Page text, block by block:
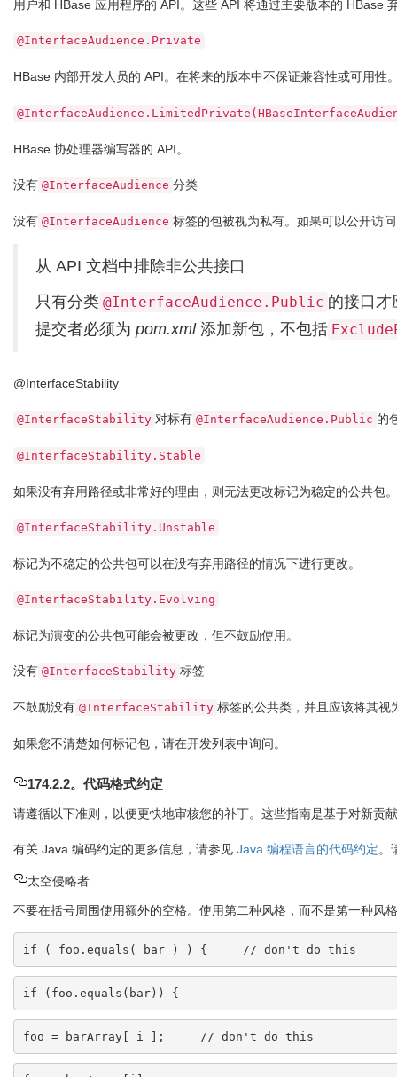
用户和 HBase 应用程序的 API。这些 API 将通过主要版本的 HBase
@InterfaceAudience.Private
HBase 内部开发人员的 API。在将来的版本中不保证兼容性或可用性
HBase 协处理器编写器的 API。
没有 @InterfaceAudience 分类
没有 @InterfaceAudience 标签的包被视为私有。如果可以公开访
从 API 文档中排除非公共接口
只有分类 @InterfaceAudience.Public 的接口才
提交者必须为 pom.xml添加新包，不包括
@InterfaceStability
@InterfaceStability 对标有 @InterfaceAudience.Public 的
@InterfaceStability.Stable
如果没有弃用路径或非常好的理由，则无法更改标记为稳定的公共包。
@InterfaceStability.Unstable
标记为不稳定的公共包可以在没有弃用路径的情况下进行更改。
@InterfaceStability.Evolving
标记为演变的公共包可能会被更改，但不鼓励使用。
没有 @InterfaceStability 标签
不鼓励没有 @InterfaceStability 标签的公共类，并且应该将其视
如果您不清楚如何标记包，请在开发列表中询问。
174.2.2。代码格式约定
请遵循以下准则，以便更快地审核您的补丁。这些指南是基于对新贡
有关 Java 编码约定的更多信息，请参见 Java 编程语言的代码约定。
太空侵略者
不要在括号周围使用额外的空格。使用第二种风格，而不是第一种风